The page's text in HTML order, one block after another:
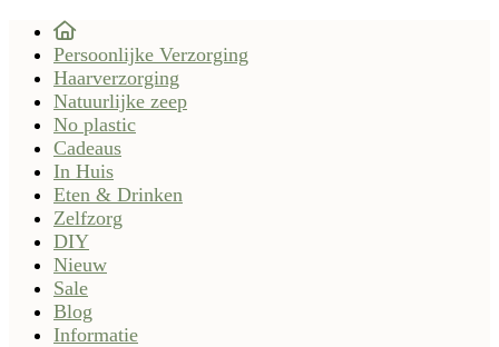
Persoonlijke Verzorging
Haarverzorging
Natuurlijke zeep
No plastic
Cadeaus
In Huis
Eten & Drinken
Zelfzorg
DIY
Nieuw
Sale
Blog
Informatie